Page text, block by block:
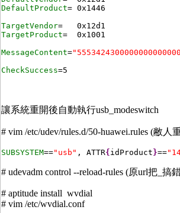
DefaultProduct= 0x1446
TargetVendor
TargetProduct=  0x1001
MessageContent=
CheckSuccess=5
讓系統重開後自動執行usb_modeswitch
# vim /etc/udev/rules.d/50-huawei.rules (敝
SUBSYSTEM=="usb" , ATTR{ idProduct }==
# udevadm control --reload-rules (原url把_
# aptitude install wvdial
# vim /etc/wvdial.conf